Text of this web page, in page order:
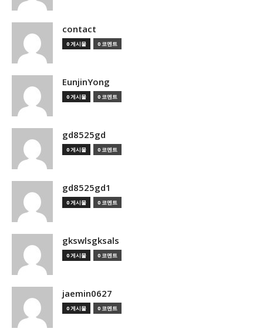
contact
0 게시물 0 코멘트
EunjinYong
0 게시물 0 코멘트
gd8525gd
0 게시물 0 코멘트
gd8525gd1
0 게시물 0 코멘트
gkswlsgksals
0 게시물 0 코멘트
jaemin0627
0 게시물 0 코멘트